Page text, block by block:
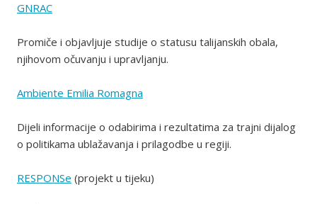
GNRAC
Promiče i objavljuje studije o statusu talijanskih obala,
njihovom očuvanju i upravljanju.
Ambiente Emilia Romagna
Dijeli informacije o odabirima i rezultatima za trajni dijalog
o politikama ublažavanja i prilagodbe u regiji.
RESPONSe (projekt u tijeku)